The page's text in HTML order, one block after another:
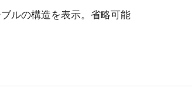
ルの構造を表示。省略可能